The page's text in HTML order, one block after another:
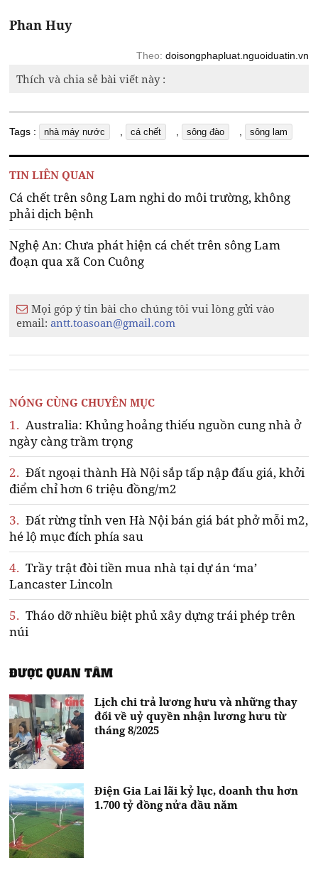
Phan Huy
Theo: doisongphapluat.nguoiduatin.vn
Thích và chia sẻ bài viết này :
Tags : nhà máy nước cá chết sông đào sông lam
TIN LIÊN QUAN
Cá chết trên sông Lam nghi do môi trường, không
phải dịch bệnh
Nghệ An: Chưa phát hiện cá chết trên sông Lam
đoạn qua xã Con Cuông
Mọi góp ý tin bài cho chúng tôi vui lòng gửi vào
email:antt.toasoan@gmail.com
NÓNG CÙNG CHUYÊN MỤC
1. Australia: Khủng hoảng thiếu nguồn cung nhà ở
ngày càng trầm trọng
2. Đất ngoại thành Hà Nội sắp tấp nập đấu giá, khởi
điểm chỉ hơn 6 triệu đồng/m2
3. Đất rừng tỉnh ven Hà Nội bán giá bát phở mỗi m2,
hé lộ mục đích phía sau
4. Trầy trật đòi tiền mua nhà tại dự án ‘ma’
Lancaster Lincoln
5. Tháo dỡ nhiều biệt phủ xây dựng trái phép trên
núi
ĐƯỢC QUAN TÂM
Lịch chi trả lương hưu và những thay
đổi về uỷ quyền nhận lương hưu từ
tháng 8/2025
Điện Gia Lai lãi kỷ lục, doanh thu hơn
1.700 tỷ đồng nửa đầu năm